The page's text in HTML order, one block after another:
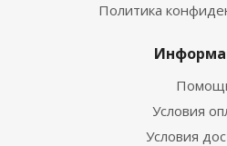
Политика
Условия
Условия